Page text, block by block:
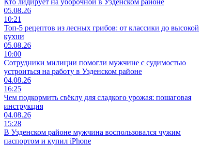
Кто лидирует на уборочной в Узденском районе
05.08.26
10:21
Топ-5 рецептов из лесных грибов: от классики до высокой
кухни
05.08.26
10:00
Сотрудники милиции помогли мужчине с судимостью
устроиться на работу в Узденском районе
04.08.26
16:25
Чем подкормить свёклу для сладкого урожая: пошаговая
инструкция
04.08.26
15:28
В Узденском районе мужчина воспользовался чужим
паспортом и купил iPhone